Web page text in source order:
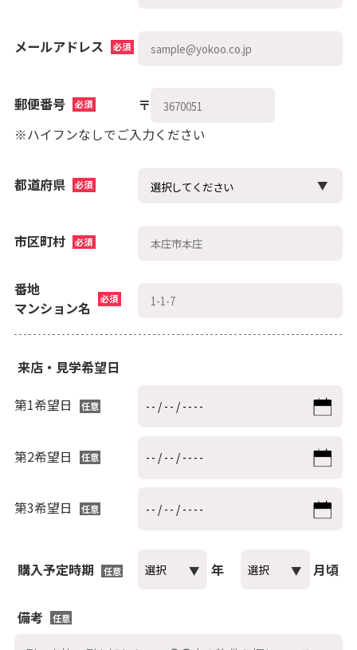
メールアドレス 必須
郵便番号 必須 〒
※ハイフンなしでご入力ください
都道府県 必須
市区町村 必須
番地
マンション名
必須
来店・見学希望日
第1希望日 任意
第2希望日 任意
第3希望日 任意
購入予定時期 任意 年 月頃
備考 任意